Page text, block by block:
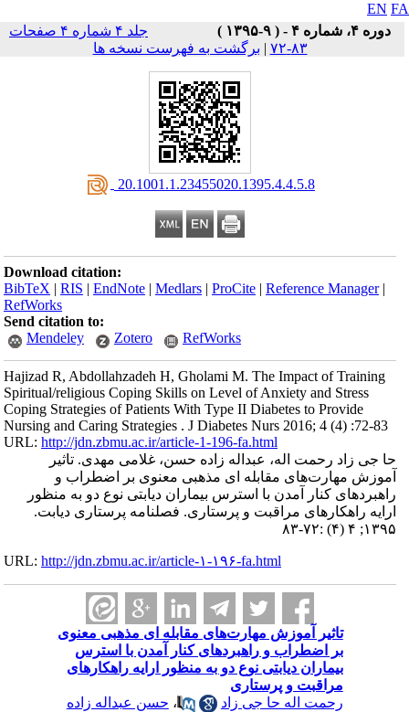
EN
دوره ۴، شماره ۴ - ( ۹-۱۳۹۵ )
جلد ۴ شماره ۴ صفحات
۸۳-۷۲
| برگشت به فهرست نسخه ها
‎ 20.1001.1.23455020.1395.4.4.5.8
Download citation:
BibTeX |RIS |EndNote |Medlars |ProCite |Reference Manager
RefWorks
Send citation to:
Mendeley
Zotero RefWorks
Hajizad R, Abdollahzadeh H, Gholami M. The Impact of Training
Spiritual/religious Coping Skills on Level of Anxiety and Stress
Coping Strategies of Patients With Type II Diabetes to Provide
Nursing and Caring Strategies . J Diabetes Nurs 2016; 4 (4) :72-83
URL:http://jdn.zbmu.ac.ir/article-1-196-fa.html
حا جی زاد رحمت اله، عبداله زاده حسن، غلامی مهدی. تاثیر
آموزش مهارت‌های مقابله ای مذهبی معنوی بر اضطراب و
راهبردهای کنار آمدن با استرس بیماران دیابتی نوع دو به منظور
ارایه راهکارهای مراقبت و پرستاری. فصلنامه پرستاری دیابت.
۱۳۹۵; ۴ (۴) :۷۲-۸۳
URL:http://jdn.zbmu.ac.ir/article-۱-۱۹۶-fa.html
تاثیر آموزش مهارت‌های مقابله ای مذهبی معنوی
بر اضطراب و راهبردهای کنار آمدن با استرس
بیماران دیابتی نوع دو به منظور ارایه راهکارهای
مراقبت و پرستاری
رحمت اله حا جی زاد
،حسن عبداله زاده